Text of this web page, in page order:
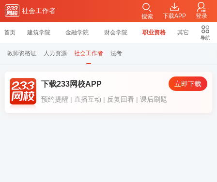
社会工作者
下载APP 登录
搜索
首页 建筑学院 金融学院 财会学院 职业资格 其它
教师资格证 人力资源 社会工作者 法考
下载233网校APP
预约提醒 | 直播互动 | 反复回看 | 课后刷题
立即下载